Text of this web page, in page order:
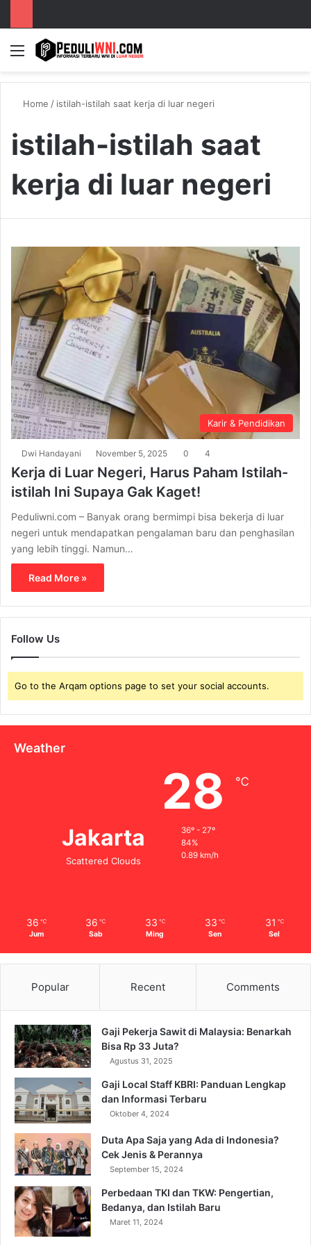
Menu
Home / istilah-istilah saat kerja di luar negeri
istilah-istilah saat
kerja di luar negeri
Karir & Pendidikan
Dwi Handayani November 5, 2025 0 4
Kerja di Luar Negeri, Harus Paham Istilah-
istilah Ini Supaya Gak Kaget!
Peduliwni.com – Banyak orang bermimpi bisa bekerja di luar
negeri untuk mendapatkan pengalaman baru dan penghasilan
yang lebih tinggi. Namun…
Read More »
Follow Us
Go to the Arqam options page to set your social accounts.
Weather
Jakarta
Scattered Clouds
28 ℃
36º - 27º
84%
0.89 km/h
36 ℃
Jum
36 ℃
Sab
33 ℃
Ming
33 ℃
Sen
31 ℃
Sel
Popular Recent Comments
Gaji Pekerja Sawit di Malaysia: Benarkah
Bisa Rp 33 Juta?
Agustus 31, 2025
Gaji Local Staff KBRI: Panduan Lengkap
dan Informasi Terbaru
Oktober 4, 2024
Duta Apa Saja yang Ada di Indonesia?
Cek Jenis & Perannya
September 15, 2024
Perbedaan TKI dan TKW: Pengertian,
Bedanya, dan Istilah Baru
Maret 11, 2024